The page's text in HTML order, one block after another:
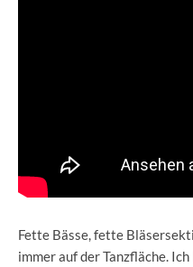
Fette Bässe, fette
immer auf der Tanzfläche.